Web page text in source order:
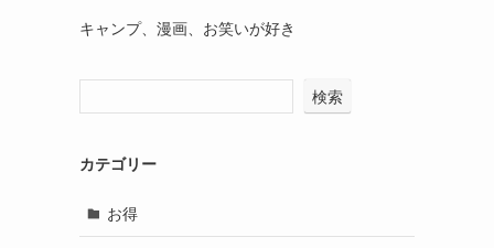
キャンプ、漫画、お笑いが好き
検索
カテゴリー
お得